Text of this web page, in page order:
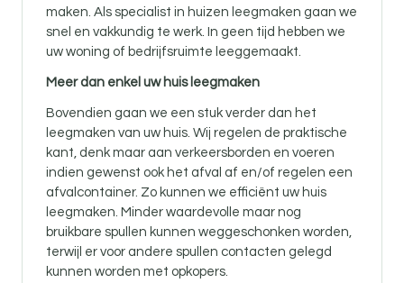
maken. Als specialist in huizen leegmaken gaan we
snel en vakkundig te werk. In geen tijd hebben we
uw woning of bedrijfsruimte leeggemaakt.
Meer dan enkel uw huis leegmaken
Bovendien gaan we een stuk verder dan het
leegmaken van uw huis. Wij regelen de praktische
kant, denk maar aan verkeersborden en voeren
indien gewenst ook het afval af en/of regelen een
afvalcontainer. Zo kunnen we efficiënt uw huis
leegmaken. Minder waardevolle maar nog
bruikbare spullen kunnen weggeschonken worden,
terwijl er voor andere spullen contacten gelegd
kunnen worden met opkopers.